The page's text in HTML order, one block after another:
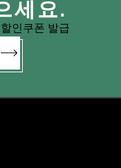
세요.
인쿠폰 발급